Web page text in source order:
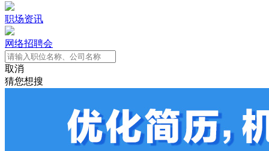
职场资讯
网络招聘会
取消
猜您想搜